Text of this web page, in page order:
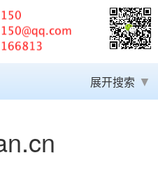
展开搜索